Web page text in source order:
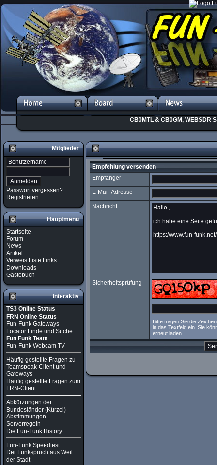
CB0MTL & CB0GM, WEBSDR
Mitglieder
Passwort vergessen?
Registrieren
Hauptmenü
Startseite
Forum
News
Artikel
Verweis Liste Links
Downloads
Gästebuch
Interaktiv
TS3 Online Status
FRN Online Status
Fun-Funk Gateways
Locator Finde und Suche
Fun Funk Team
Fun-Funk Webcam TV
Häufig gestellte Fragen zu
Teamspeak-Client und
Gateways
Häufig gestellte Fragen zum
FRN-Client
Abkürzungen der
Bundesländer (Kürzel)
Abstimmungen
Serverregeln
Die Fun-Funk History
Fun-Funk Speedtest
Der Funkspruch aus Weil
der Stadt
Empfehlung versenden
Empfänger
E-Mail-Adresse
Nachricht
Sicherheitsprüfung
Bitte tragen Sie die
in das Textfeld ein. Sie
erneut laden.